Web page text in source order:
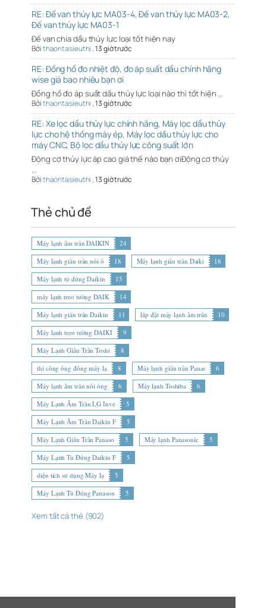
RE: Đế van thủy lực MA03-4, Đế van thủy lực MA03-2,
Đế van thủy lực MA03-1
Đế van chia dầu thủy lực loại tốt hiện nay
Bởithaontasieuthi,13 giờ trước
RE: Đồng hồ đo nhiệt độ, đo áp suất dầu chính hãng
wise giá bao nhiêu bạn ơi
Đồng hồ đo áp suất dầu thủy lực loại nào thì tốt hiện …
Bởithaontasieuthi,13 giờ trước
RE: Xe lọc dầu thủy lực chính hãng, Máy lọc dầu thủy
lực cho hệ thống máy ép, Máy lọc dầu thủy lực cho
máy CNC, Bộ lọc dầu thủy lực công suất lớn
Động cơ thủy lực áp cao giá thế nào bạn ơiĐộng cơ thủy
…
Bởithaontasieuthi,13 giờ trước
Thẻ chủ đề
Máy lạnh âm trần DAIKIN
24
Máy lạnh giấu trần nối ố
18 Máy lạnh giấu trần Daiki
18
Máy lạnh tủ đứng Daikin
15
máy lạnh treo tường DAIK
14
Máy lạnh giấu trần Daikin
11 lắp đặt máy lạnh âm trần
10
Máy lạnh treo tường DAIKI
9
Máy Lạnh Giấu Trần Toshi
8
thi công ống đồng máy lạ
8 Máy lạnh giấu trần Panas
6
Máy lạnh âm trần nối ống
6 Máy lạnh Toshiba
6
Máy Lạnh Âm Trần LG Inve
5
Máy Lạnh Âm Trần Daikin F
5
Máy Lạnh Giấu Trần Panaso
5 Máy lạnh Panasonic
5
Máy Lạnh Tủ Đứng Daikin F
5
diện tích sử dụng Máy lạ
5
Máy Lạnh Tủ Đứng Panason
5
Xem tất cả thẻ (902)